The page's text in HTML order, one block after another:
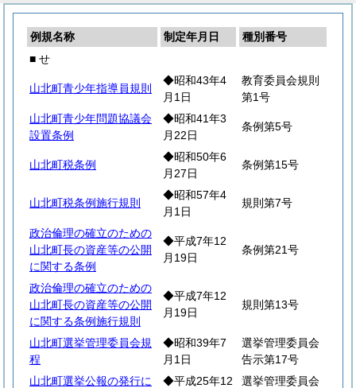
例規名称 制定年月日
種別番号
■ せ
山北町青少年指導員規則
◆昭和43年4
月1日
教育委員会規則
第1号
山北町青少年問題協議会
設置条例
◆昭和41年3
月22日
条例第5号
山北町税条例
◆昭和50年6
月27日
条例第15号
山北町税条例施行規則
◆昭和57年4
月1日
規則第7号
政治倫理の確立のための
山北町長の資産等の公開
に関する条例
◆平成7年12
月19日
条例第21号
政治倫理の確立のための
山北町長の資産等の公開
に関する条例施行規則
◆平成7年12
月19日
規則第13号
山北町選挙管理委員会規
程
◆昭和39年7
月1日
選挙管理委員会
告示第17号
山北町選挙公報の発行に
◆平成25年12
選挙管理委員会